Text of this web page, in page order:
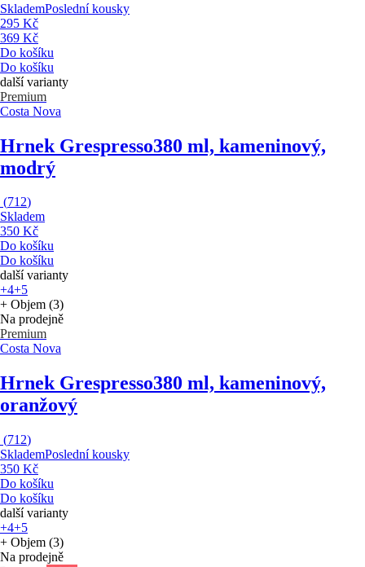
SklademPoslední kousky
295 Kč
369 Kč
Do košíku
Do košíku
další varianty
Premium
Costa Nova
Hrnek Grespresso380 ml, kameninový,
modrý
(712)
Skladem
350 Kč
Do košíku
Do košíku
další varianty
+4+5
+ Objem (3)
Na prodejně
Premium
Costa Nova
Hrnek Grespresso380 ml, kameninový,
oranžový
(712)
SklademPoslední kousky
350 Kč
Do košíku
Do košíku
další varianty
+4+5
+ Objem (3)
Na prodejně